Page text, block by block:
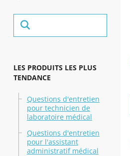
LES PRODUITS LES PLUS
TENDANCE
Questions d'entretien
pour technicien de
laboratoire médical
Questions d'entretien
pour l'assistant
administratif médical